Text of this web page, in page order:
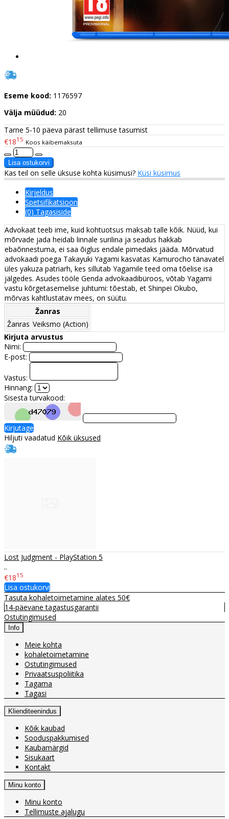
Eseme kood: 1176597
Välja müüdud: 20
Tarne 5-10 päeva pärast tellimuse tasumist
€1815 Koos käibemaksuta
Kas teil on selle üksuse kohta küsimusi? Küsi küsimus
Kirjeldus
Spetsifikatsioon
(0) Tagasiside
Advokaat teeb ime, kuid kohtuotsus maksab talle kõik. Nüüd, kui
mõrvade jada heidab linnale surilina ja seadus hakkab
ebaõnnestuma, ei saa õiglus endale pimedaks jääda. Mõrvatud
advokaadi poega Takayuki Yagami kasvatas Kamurocho tänavatel
üles yakuza patriarh, kes sillutab Yagamile teed oma tõelise isa
jälgedes. Asudes tööle Genda advokaadibüroos, võtab Yagami
vastu kõrgetasemelise juhtumi: tõestab, et Shinpei Okubo,
mõrvas kahtlustatav mees, on süütu.
Žanras
Žanras Veiksmo (Action)
Kirjuta arvustus
Nimi:
E-post:
Vastus:
Hinnang:
Sisesta turvakood:
Kirjutage
Hiljuti vaadatud Kõik üksused
Lost Judgment - PlayStation 5
..
€1815
Lisa ostukorvi
Tasuta kohaletoimetamine alates 50€
14-päevane tagastusgarantii
Ostutingimused
Info
Meie kohta
kohaletoimetamine
Ostutingimused
Privaatsuspoliitika
Tagama
Tagasi
Klienditeenindus
Kõik kaubad
Sooduspakkumised
Kaubamärgid
Sisukaart
Kontakt
Minu konto
Minu konto
Tellimuste ajalugu